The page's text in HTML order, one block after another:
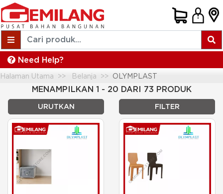
Need Help?
Halaman Utama Belanja OLYMPLAST
MENAMPILKAN 1 - 20 DARI 73 PRODUK
URUTKAN FILTER